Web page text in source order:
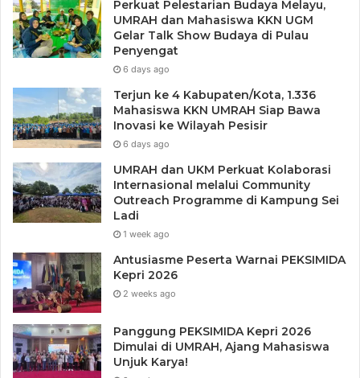
Perkuat Pelestarian Budaya Melayu,
UMRAH dan Mahasiswa KKN UGM
Gelar Talk Show Budaya di Pulau
Penyengat
6 days ago
Terjun ke 4 Kabupaten/Kota, 1.336
Mahasiswa KKN UMRAH Siap Bawa
Inovasi ke Wilayah Pesisir
6 days ago
UMRAH dan UKM Perkuat Kolaborasi
Internasional melalui Community
Outreach Programme di Kampung Sei
Ladi
1 week ago
Antusiasme Peserta Warnai PEKSIMIDA
Kepri 2026
2 weeks ago
Panggung PEKSIMIDA Kepri 2026
Dimulai di UMRAH, Ajang Mahasiswa
Unjuk Karya!